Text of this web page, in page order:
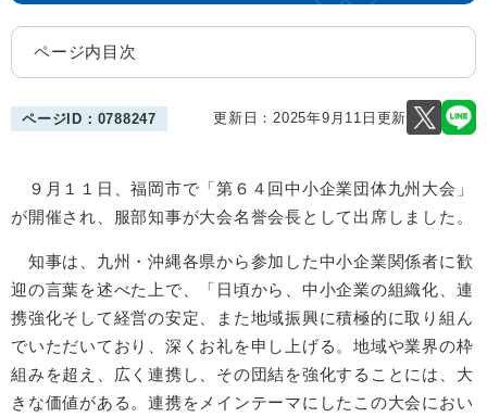
ページ内目次
ページID：0788247 更新日：2025年9月11日更新
９月１１日、福岡市で「第６４回中小企業団体九州大会」
が開催され、服部知事が大会名誉会長として出席しました。
知事は、九州・沖縄各県から参加した中小企業関係者に歓
迎の言葉を述べた上で、「日頃から、中小企業の組織化、連
携強化そして経営の安定、また地域振興に積極的に取り組ん
でいただいており、深くお礼を申し上げる。地域や業界の枠
組みを超え、広く連携し、その団結を強化することには、大
きな価値がある。連携をメインテーマにしたこの大会におい